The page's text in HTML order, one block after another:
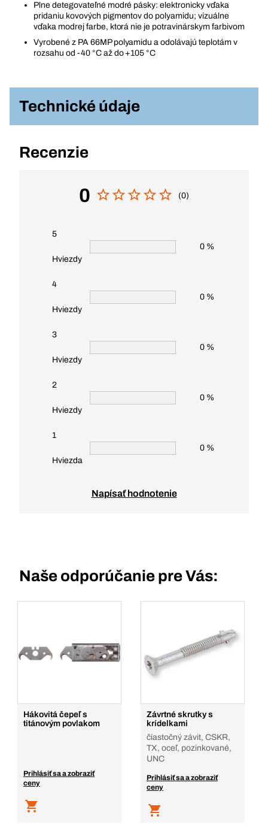
Plne detegovateľné modré pásky: elektronicky vďaka
pridaniu kovových pigmentov do polyamidu; vizuálne
vďaka modrej farbe, ktorá nie je potravinárskym farbivom
Vyrobené z PA 66MP polyamidu a odolávajú teplotám v
rozsahu od -40 °C až do +105 °C
Technické údaje
Recenzie
0 (0)
5
Hviezdy
0 %
4
Hviezdy
0 %
3
Hviezdy
0 %
2
Hviezdy
0 %
1
Hviezda
0 %
Napísať hodnotenie
Naše odporúčanie pre Vás:
Hákovitá čepeľ s
titánovým povlakom
Prihlásiť sa a zobraziť
ceny
Závrtné skrutky s
krídelkami
čiastočný závit, CSKR,
TX, oceľ, pozinkované,
UNC
Prihlásiť sa a zobraziť
ceny